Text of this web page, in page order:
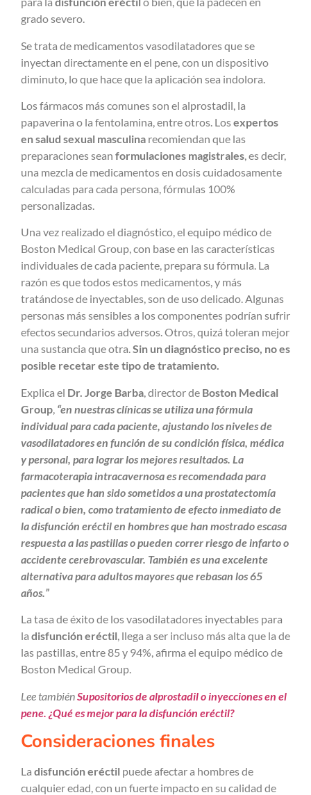
grado severo.
Se trata de medicamentos vasodilatadores que se
inyectan directamente en el pene, con un dispositivo
diminuto, lo que hace que la aplicación sea indolora.
Los fármacos más comunes son el alprostadil, la
papaverina o la fentolamina, entre otros. Losexpertos
en salud sexual masculina recomiendan que las
preparaciones sean formulaciones magistrales, es decir,
una mezcla de medicamentos en dosis cuidadosamente
calculadas para cada persona, fórmulas 100%
personalizadas.
Una vez realizado el diagnóstico, el equipo médico de
Boston Medical Group, con base en las características
individuales de cada paciente, prepara su fórmula. La
razón es que todos estos medicamentos, y más
tratándose de inyectables, son de uso delicado. Algunas
personas más sensibles a los componentes podrían sufrir
efectos secundarios adversos. Otros, quizá toleran mejor
una sustancia que otra.Sin un diagnóstico preciso, no es
posible recetar este tipo de tratamiento.
Explica el Dr. Jorge Barba , director de Boston Medical
Group “en nuestras clínicas se utiliza una fórmula
individual para cada paciente, ajustando los niveles de
vasodilatadores en función de su condición física, médica
y personal, para lograr los mejores resultados. La
farmacoterapia intracavernosa es recomendada para
pacientes que han sido sometidos a una prostatectomía
radical o bien, como tratamiento de efecto inmediato de
la disfunción eréctil en hombres que han mostrado escasa
respuesta a las pastillas o pueden correr riesgo de infarto o
accidente cerebrovascular. También es una excelente
alternativa para adultos mayores que rebasan los 65
años.”
La tasa de éxito de los vasodilatadores inyectables para
la disfunción eréctil, llega a ser incluso más alta que la de
las pastillas, entre 85 y 94%, afirma el equipo médico de
Boston Medical Group.
Lee tambiénSupositorios de alprostadil o inyecciones en el
pene. ¿Qué es mejor para la disfunción eréctil?
Consideraciones finales
La disfunción eréctil puede afectar a hombres de
cualquier edad, con un fuerte impacto en su calidad de